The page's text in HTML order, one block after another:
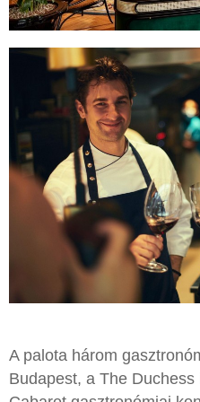
A palota három
Budapest, a The